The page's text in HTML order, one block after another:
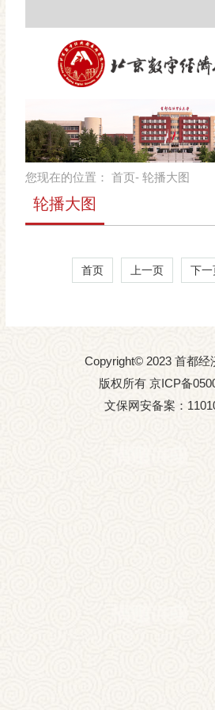
您现在的位置： 首页- 轮播大图
轮播大图
首页 上一页 下一
Copyright© 2023 首都经
版权所有 京ICP备
文保网安备案：